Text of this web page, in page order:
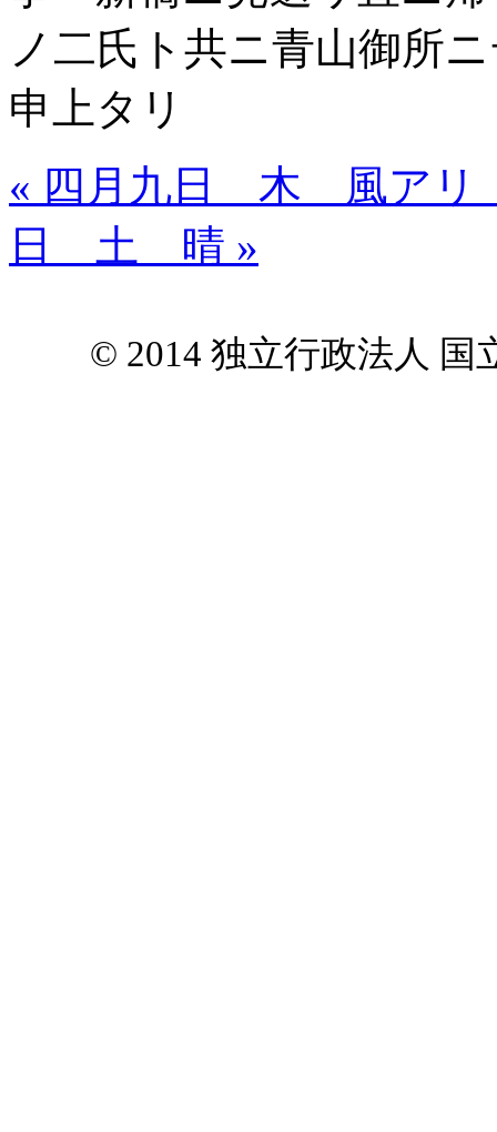
ノ二氏ト共ニ青山御所
申上タリ
« 四月九日 木 風アリ
日 土 晴 »
© 2014 独立行政法人 国